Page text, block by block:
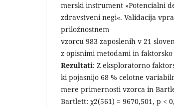
merski instrument »Potencialni
zdravstveni negi«. Validacija
priložnostnem
vzorcu 983 zaposlenih v 21
z opisnimi metodami in faktorsko
Rezultati: Z eksploratorno
ki pojasnijo 68 % celotne
mere primernosti vzorca in
Bartlett: χ2(561) = 9670,501, p <